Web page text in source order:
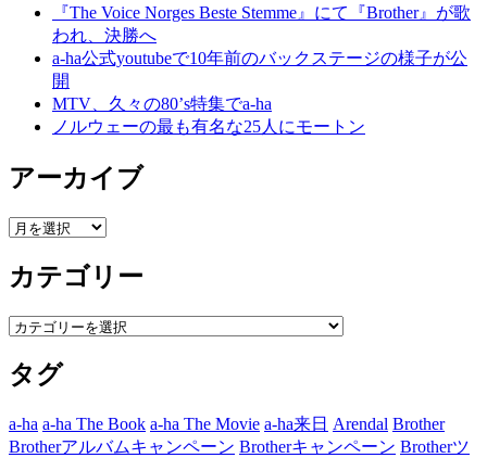
『The Voice Norges Beste Stemme』にて『Brother』が歌
われ、決勝へ
a-ha公式youtubeで10年前のバックステージの様子が公
開
MTV、久々の80’s特集でa-ha
ノルウェーの最も有名な25人にモートン
アーカイブ
ア
カ
イ
ブ
カテゴリー
カ
ゴ
リ
ー
タグ
a-ha a-ha The Book a-ha The Movie a-ha来日 Arendal Brother
Brotherアルバムキャンペーン Brotherキャンペーン Brotherツ